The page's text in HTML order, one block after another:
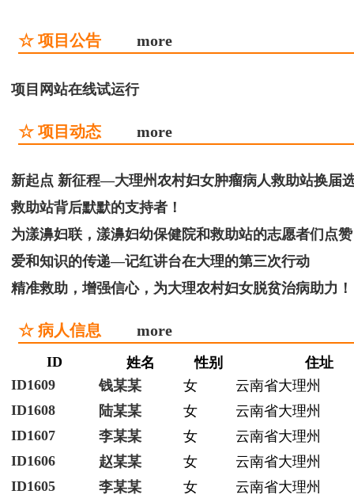
☆ 项目公告 more
项目网站在线试运行
☆ 项目动态 more
新起点 新征程—大理州农村妇女肿瘤病人救助站换届
救助站背后默默的支持者！
为漾濞妇联，漾濞妇幼保健院和救助站的志愿者们点
爱和知识的传递—记红讲台在大理的第三次行动
精准救助，增强信心，为大理农村妇女脱贫治病助力！
☆ 病人信息 more
ID 姓名 性别
住址
ID1609
钱某某 女
云南省大理州
ID1608
陆某某 女
云南省大理州
ID1607
李某某 女
云南省大理州
ID1606
赵某某 女
云南省大理州
ID1605
李某某 女 云南省大理州